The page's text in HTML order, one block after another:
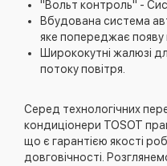
"Вольт контроль" -
Вбудована система
яке попереджає появу
Ширококутні жалюзі
потоку повітря.
Серед технологічних
кондиціонери TOSOT
що є гарантією якості
довговічності.